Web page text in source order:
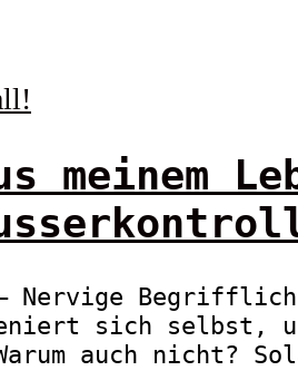
meinem
Nervige
sich selbst,
auch nicht?